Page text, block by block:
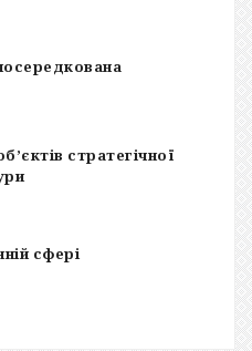
стратегічної
сфері